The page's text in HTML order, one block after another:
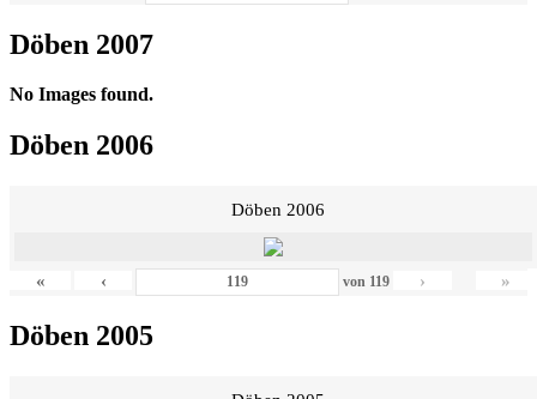
Döben 2007
No Images found.
Döben 2006
Döben 2006
« ‹ von 119 › »
Döben 2005